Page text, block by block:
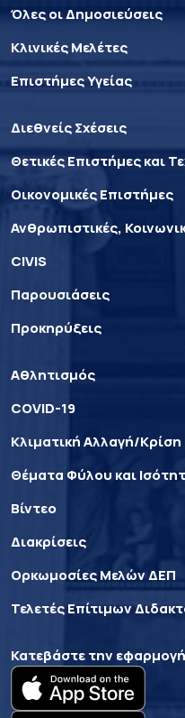
Όλες οι Δημοσιεύσεις
Κλινικές Μελέτες
Επιστήμες Υγείας
Διεθνείς Σχέσεις
Θετικές Επιστήμες και
Οικονομικές Επιστήμες
Ανθρωπιστικές,
CIVIS
Παρουσιάσεις
Προκηρύξεις
Αθλητισμός
COVID-19
Κλιματική Αλλαγή/Κρίση
Θέματα Φύλου και
Βίντεο
Διακρίσεις
Ορκωμοσίες Μελών ΔΕΠ
Τελετές Επίτιμων
Κατεβάστε την